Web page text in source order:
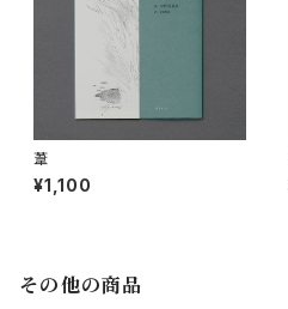
葦
¥1,100
その他の商品